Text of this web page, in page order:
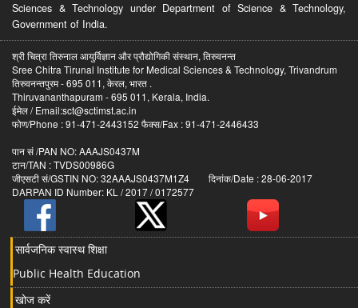
Sciences & Technology under Department of Science & Technology,
Government of India.
श्री चित्रा तिरुनाल आयुर्विज्ञान और प्रौद्योगिकी संस्थान, तिरुवनन्त
Sree Chitra Tirunal Institute for Medical Sciences & Technology, Trivandrum
तिरुवनन्तपुरम - 695 011, केरल, भारत .
Thiruvananthapuram - 695 011, Kerala, India.
ईमेल / Email:sct@sctimst.ac.in
फोण/Phone : 91-471-2443152 फैक्स/Fax : 91-471-2446433
पान सं /PAN NO: AAAJS0437M
टान/TAN : TVDS00986G
जीएसटी सं/GSTIN NO: 32AAAJS0437M1Z4 दिनांक/Date : 28-06-2017
DARPAN ID Number: KL / 2017 / 0172577
सार्वजनिक स्वास्थ शिक्षा
Public Health Education
खोज करें